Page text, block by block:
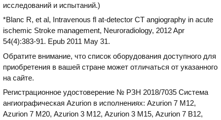
исследований и испытаний.)
*Blanc R, et al, Intravenous fl at-detector CT angiography in acute
ischemic Stroke management, Neuroradiology, 2012 Apr
54(4):383-91. Epub 2011 May 31.
Обратите внимание, что список оборудования доступного для
приобретения в вашей стране может отличаться от указанного
на сайте.
Регистрационное удостоверение № РЗН 2018/7035 Система
ангиографическая Azurion в исполнениях: Azurion 7 М12,
Azurion 7 М20, Azurion 3 М12, Azurion 3 М15, Azurion 7 В12,